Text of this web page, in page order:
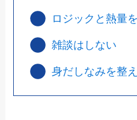
ロジックと熱量
雑談はしない
身だしなみを整